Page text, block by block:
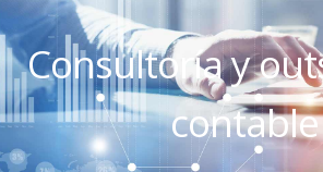
Consultoría y
contable